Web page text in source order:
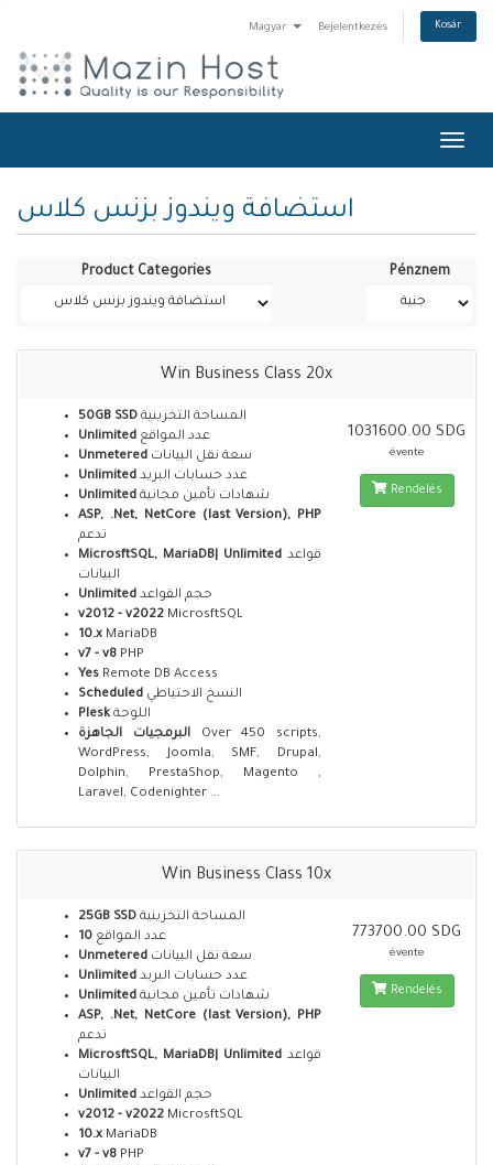
Magyar Bejelentkezés Kosár
استضافة ويندوز بزنس كلاس
Product Categories Pénznem
Win Business Class 20x
50GB SSD المساحة التخزينية
Unlimited عدد المواقع
Unmetered سعة نقل البيانات
Unlimited عدد حسابات البريد
Unlimited شهادات تأمين مجانية
ASP, .Net, NetCore (last Version), PHP
تدعم
MicrosftSQL, MariaDB| Unlimited قواعد
البيانات
Unlimited حجم القواعد
v2012 - v2022 MicrosftSQL
10.x MariaDB
v7 - v8 PHP
Yes Remote DB Access
Scheduled النسخ الاحتياطي
Plesk اللوحة
البرمجيات الجاهزةOver 450 scripts,
WordPress, Joomla, SMF, Drupal,
Dolphin, PrestaShop, Magento ,
Laravel, Codenighter ...
1031600.00 SDG
évente
Rendelés
Win Business Class 10x
25GB SSD المساحة التخزينية
10 عدد المواقع
Unmetered سعة نقل البيانات
Unlimited عدد حسابات البريد
Unlimited شهادات تأمين مجانية
ASP, .Net, NetCore (last Version), PHP
تدعم
MicrosftSQL, MariaDB| Unlimited قواعد
البيانات
Unlimited حجم القواعد
v2012 - v2022 MicrosftSQL
10.x MariaDB
v7 - v8 PHP
773700.00 SDG
évente
Rendelés